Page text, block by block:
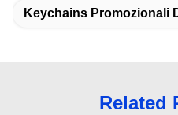
Keychains Promozionali
Related